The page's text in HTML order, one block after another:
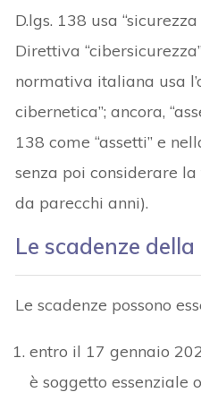
D.lgs. 138 usa
Direttiva
normativa italiana usa
cibernetica”; ancora,
138 come “assetti” e
senza poi considerare la
da parecchi anni).
Le scadenze della
Le scadenze possono
entro il 17 gennaio
è soggetto essenziale